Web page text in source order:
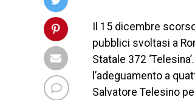
Il 15 dicembre
pubblici svoltasi a
Statale 372
l’adeguamento a
Salvatore Telesino